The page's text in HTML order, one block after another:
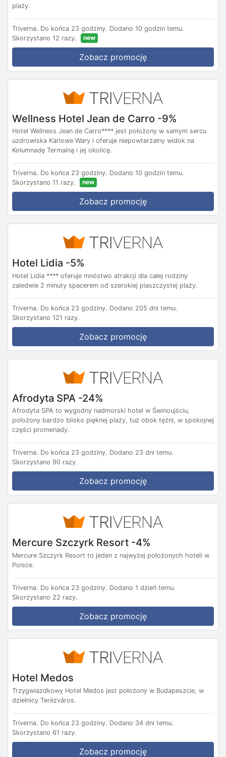
plaży.
Triverna. Do końca 23 godziny. Dodano 10 godzin temu.
Skorzystano 12 razy.
new
Zobacz promocję
Wellness Hotel Jean de Carro -9%
Hotel Wellness Jean de Carro**** jest położony w samym sercu
uzdrowiska Karlowe Wary i oferuje niepowtarzalny widok na
Kolumnadę Termalną i jej okolicę.
Triverna. Do końca 23 godziny. Dodano 10 godzin temu.
Skorzystano 11 razy.
new
Zobacz promocję
Hotel Lidia -5%
Hotel Lidia **** oferuje mnóstwo atrakcji dla całej rodziny
zaledwie 2 minuty spacerem od szerokiej piaszczystej plaży.
Triverna. Do końca 23 godziny. Dodano 205 dni temu.
Skorzystano 121 razy.
Zobacz promocję
Afrodyta SPA -24%
Afrodyta SPA to wygodny nadmorski hotel w Świnoujściu,
położony bardzo blisko pięknej plaży, tuż obok tężni, w spokojnej
części promenady.
Triverna. Do końca 23 godziny. Dodano 23 dni temu.
Skorzystano 90 razy.
Zobacz promocję
Mercure Szczyrk Resort -4%
Mercure Szczyrk Resort to jeden z najwyżej położonych hoteli w
Polsce.
Triverna. Do końca 23 godziny. Dodano 1 dzień temu.
Skorzystano 22 razy.
Zobacz promocję
Hotel Medos
Trzygwiazdkowy Hotel Medos jest położony w Budapeszcie, w
dzielnicy Terézváros.
Triverna. Do końca 23 godziny. Dodano 34 dni temu.
Skorzystano 61 razy.
Zobacz promocję